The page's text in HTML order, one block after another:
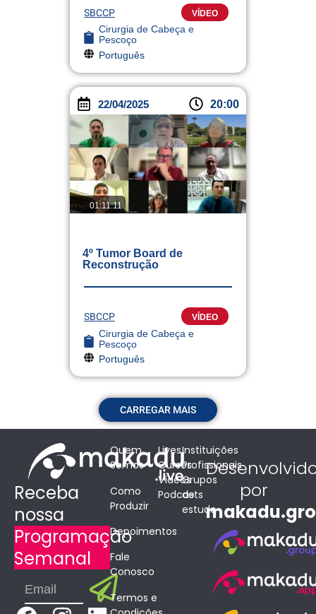
SBCCP VÍDEO
Cirurgia de Cabeça e
Pescoço
Português
22/04/2025 20:00
01:11:11
4º Tumor Board de
Reconstrução
SBCCP VÍDEO
Cirurgia de Cabeça e
Pescoço
Português
CARREGAR MAIS
Receba
nossa
Programação
Semanal
Email Submit
Quem
Somos
Como
Produzir
Depoimentos
Fale
Conosco
Termos e
Lives
Cursos
Vídeos
Podcasts
Instituições
Profissionais
Grupos
de
estudo
por